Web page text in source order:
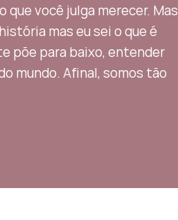
que você julga merecer. Mas
mas eu sei o que é
põe para baixo, entender
mundo. Afinal, somos tão